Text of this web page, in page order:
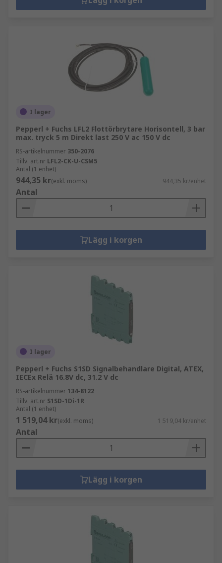
I lager
Pepperl + Fuchs LFL2 Flottörbrytare Horisontell, 3 bar
max. tryck 5 m Direkt last 250 V ac 150 V dc
RS-artikelnummer 350-2076
Tillv. art.nr LFL2-CK-U-CSM5
Antal (1 enhet)
944,35 kr(exkl. moms) 944,35 kr/enhet
Antal
Lägg i korgen
I lager
Pepperl + Fuchs S1SD Signalbehandlare Digital, ATEX,
IECEx Relä 16.8V dc, 31.2 V dc
RS-artikelnummer 134-8122
Tillv. art.nr S1SD-1Di-1R
Antal (1 enhet)
1 519,04 kr(exkl. moms) 1 519,04 kr/enhet
Antal
Lägg i korgen